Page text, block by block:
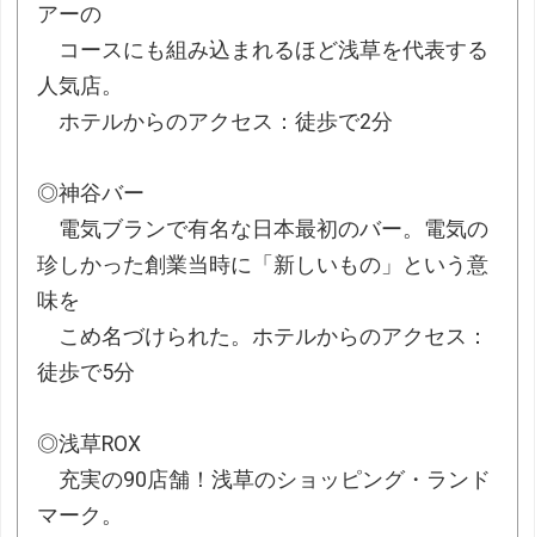
アーの
コースにも組み込まれるほど浅草を代表する
人気店。
ホテルからのアクセス：徒歩で2分
◎神谷バー
電気ブランで有名な日本最初のバー。電気の
珍しかった創業当時に「新しいもの」という意
味を
こめ名づけられた。ホテルからのアクセス：
徒歩で5分
◎浅草ROX
充実の90店舗！浅草のショッピング・ランド
マーク。